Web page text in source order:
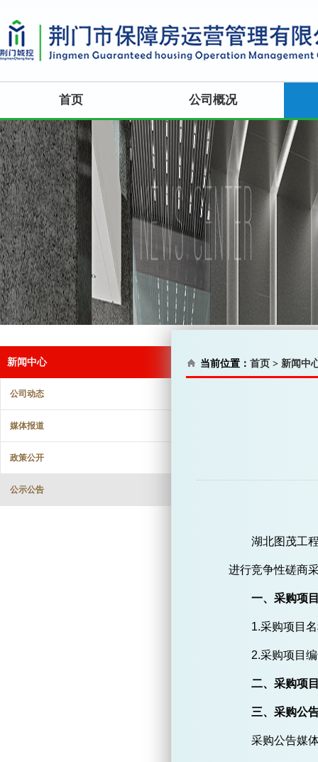
首页 公司概况
新闻中心
公司动态
媒体报道
政策公开
公示公告
当前位置： 首页 > 新闻中
湖北图茂工
进行竞争性磋商
一、采购项
1.采购项目
2.采购项目
二、采购项
三、采购公
采购公告媒